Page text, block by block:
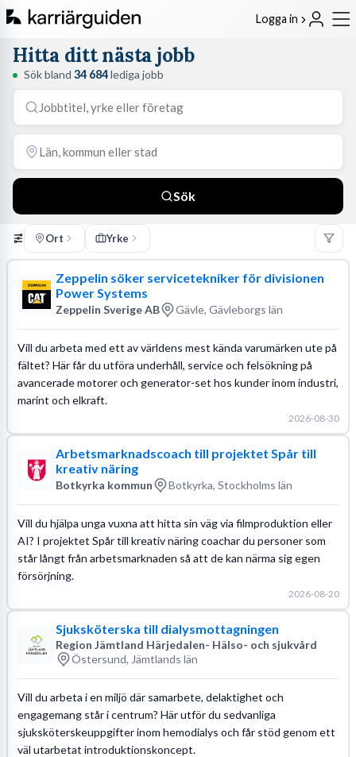
Logga in
Hitta ditt nästa jobb
Sök bland 34 684lediga jobb
Sök
Ort Yrke
Zeppelin söker servicetekniker för divisionen
Power Systems
Zeppelin Sverige AB Gävle, Gävleborgs län
Vill du arbeta med ett av världens mest kända varumärken ute på
fältet? Här får du utföra underhåll, service och felsökning på
avancerade motorer och generator-set hos kunder inom industri,
marint och elkraft.
2026-08-30
Arbetsmarknadscoach till projektet Spår till
kreativ näring
Botkyrka kommun Botkyrka, Stockholms län
Vill du hjälpa unga vuxna att hitta sin väg via filmproduktion eller
AI? I projektet Spår till kreativ näring coachar du personer som
står långt från arbetsmarknaden så att de kan närma sig egen
försörjning.
2026-08-20
Sjuksköterska till dialysmottagningen
Region Jämtland Härjedalen- Hälso- och sjukvård
Östersund, Jämtlands län
Vill du arbeta i en miljö där samarbete, delaktighet och
engagemang står i centrum? Här utför du sedvanliga
sjuksköterskeuppgifter inom hemodialys och får stöd genom ett
väl utarbetat introduktionskoncept.